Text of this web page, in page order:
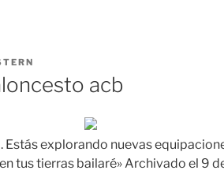
acb
Estás explorando nuevas
tus tierras bailaré» Archivado el 9